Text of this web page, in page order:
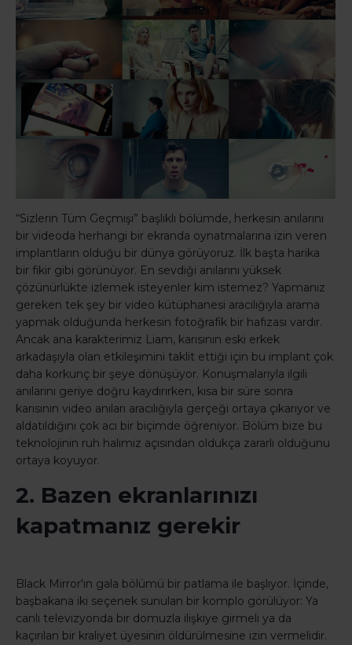
“Sizlerin Tüm Geçmişi” başlıklı bölümde, herkesin anılarını
bir videoda herhangi bir ekranda oynatmalarına izin veren
implantların olduğu bir dünya görüyoruz. İlk başta harika
bir fikir gibi görünüyor. En sevdiği anılarını yüksek
çözünürlükte izlemek isteyenler kim istemez? Yapmanız
gereken tek şey bir video kütüphanesi aracılığıyla arama
yapmak olduğunda herkesin fotoğrafik bir hafızası vardır.
Ancak ana karakterimiz Liam, karısının eski erkek
arkadaşıyla olan etkileşimini taklit ettiği için bu implant çok
daha korkunç bir şeye dönüşüyor. Konuşmalarıyla ilgili
anılarını geriye doğru kaydırırken, kısa bir süre sonra
karısının video anıları aracılığıyla gerçeği ortaya çıkarıyor ve
aldatıldığını çok acı bir biçimde öğreniyor. Bölüm bize bu
teknolojinin ruh halimiz açısından oldukça zararlı olduğunu
ortaya koyuyor.
2. Bazen ekranlarınızı
kapatmanız gerekir
Black Mirror'ın gala bölümü bir patlama ile başlıyor. İçinde,
başbakana iki seçenek sunulan bir komplo görülüyor: Ya
canlı televizyonda bir domuzla ilişkiye girmeli ya da
kaçırılan bir kraliyet üyesinin öldürülmesine izin vermelidir.